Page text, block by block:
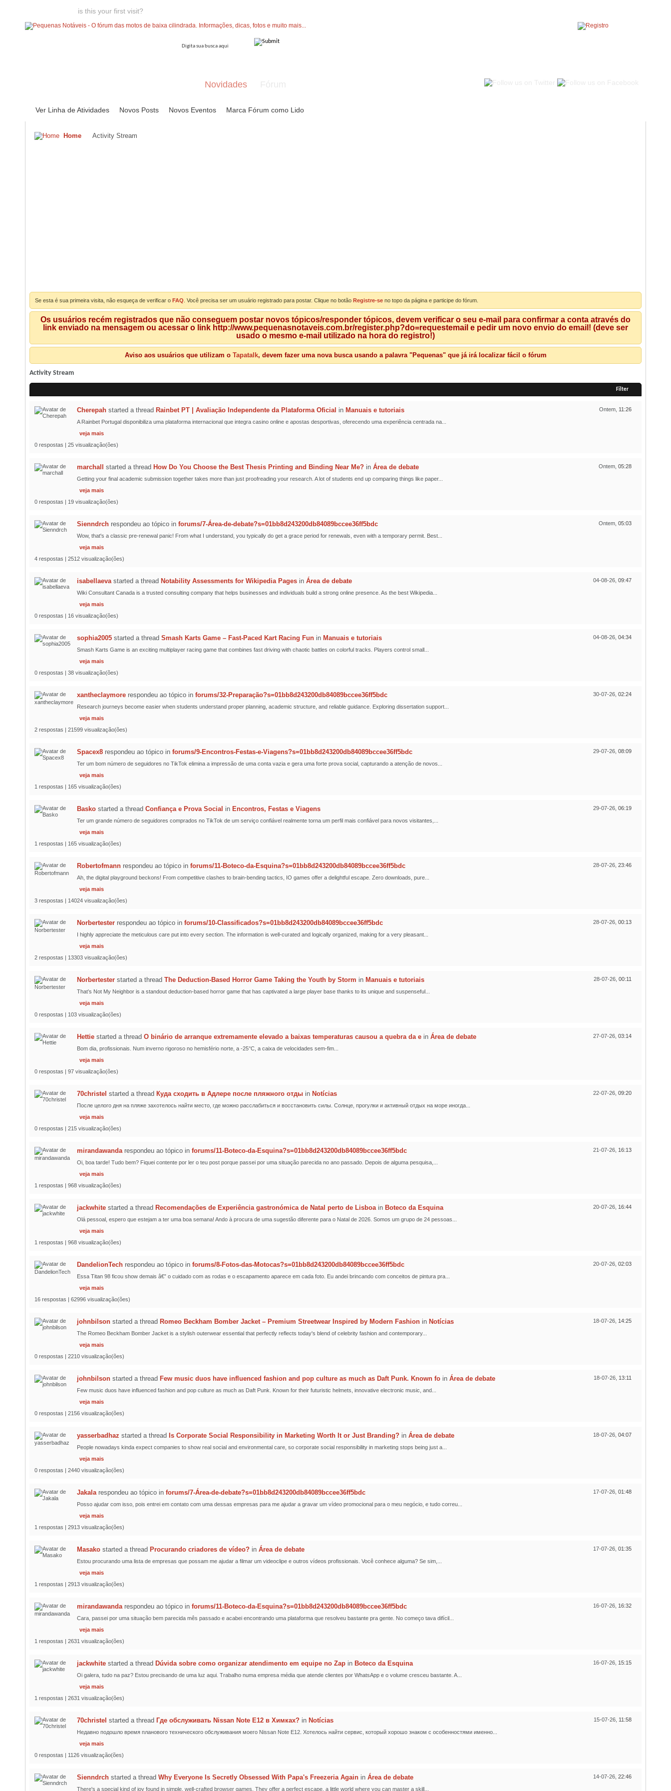
is this your first visit?
Novidades
Ver Linha de Atividades Novos Posts Novos Eventos Marca Fórum como Lido
Home Activity Stream
Se esta é sua primeira visita, não esqueça de verificar o FAQ . Você precisa ser um usuário registrado para postar. Clique no botão Registre-se no topo da página e participe do fórum.
Os usuários recém registrados que não conseguem postar novos tópicos/responder tópicos, devem verificar o seu e-mail para confirmar a conta através do
link enviado na mensagem ou acessar o link http://www.pequenasnotaveis.com.br/register.php?do=requestemail e pedir um novo envio do email! (deve ser
usado o mesmo e-mail utilizado na hora do registro!)
Aviso aos usuários que utilizam o Tapatalk, devem fazer uma nova busca usando a palavra "Pequenas" que já irá localizar fácil o fórum
Activity Stream
Filter
Ontem, 11:26
Cherepah started a thread Rainbet PT | Avaliação Independente da Plataforma Oficial in Manuais e tutoriais
A Rainbet Portugal disponibiliza uma plataforma internacional que integra casino online e apostas desportivas, oferecendo uma experiência centrada na...
veja mais
0 respostas | 25 visualização(ões)
Ontem, 05:28
marchall started a thread How Do You Choose the Best Thesis Printing and Binding Near Me? in Área de debate
Getting your final academic submission together takes more than just proofreading your research. A lot of students end up comparing things like paper...
veja mais
0 respostas | 19 visualização(ões)
Ontem, 05:03
Sienndrch respondeu ao tópico in forums/7-Área-de-debate?s=01bb8d243200db84089bccee36ff5bdc
Wow, that's a classic pre-renewal panic! From what I understand, you typically do get a grace period for renewals, even with a temporary permit. Best...
veja mais
4 respostas | 2512 visualização(ões)
04-08-26, 09:47
isabellaevastarted a thread Notability Assessments for Wikipedia Pages in Área de debate
Wiki Consultant Canada is a trusted consulting company that helps businesses and individuals build a strong online presence. As the best Wikipedia...
veja mais
0 respostas | 16 visualização(ões)
04-08-26, 04:34
sophia2005 started a thread Smash Karts Game – Fast-Paced Kart Racing Fun in Manuais e tutoriais
Smash Karts Game is an exciting multiplayer racing game that combines fast driving with chaotic battles on colorful tracks. Players control small...
veja mais
0 respostas | 38 visualização(ões)
30-07-26, 02:24
xantheclaymore respondeu ao tópico in forums/32-Preparação?s=01bb8d243200db84089bccee36ff5bdc
Research journeys become easier when students understand proper planning, academic structure, and reliable guidance. Exploring dissertation support...
veja mais
2 respostas | 21599 visualização(ões)
29-07-26, 08:09
Spacex8 respondeu ao tópico in forums/9-Encontros-Festas-e-Viagens?s=01bb8d243200db84089bccee36ff5bdc
Ter um bom número de seguidores no TikTok elimina a impressão de uma conta vazia e gera uma forte prova social, capturando a atenção de novos...
veja mais
1 respostas | 165 visualização(ões)
29-07-26, 06:19
Basko started a thread Confiança e Prova Social in Encontros, Festas e Viagens
Ter um grande número de seguidores comprados no TikTok de um serviço confiável realmente torna um perfil mais confiável para novos visitantes,...
veja mais
1 respostas | 165 visualização(ões)
28-07-26, 23:46
Robertofmann respondeu ao tópico in forums/11-Boteco-da-Esquina?s=01bb8d243200db84089bccee36ff5bdc
Ah, the digital playground beckons! From competitive clashes to brain-bending tactics, IO games offer a delightful escape. Zero downloads, pure...
veja mais
3 respostas | 14024 visualização(ões)
28-07-26, 00:13
Norbertester respondeu ao tópico in forums/10-Classificados?s=01bb8d243200db84089bccee36ff5bdc
I highly appreciate the meticulous care put into every section. The information is well-curated and logically organized, making for a very pleasant...
veja mais
2 respostas | 13303 visualização(ões)
28-07-26, 00:11
Norbertester started a thread The Deduction-Based Horror Game Taking the Youth by Storm in Manuais e tutoriais
That’s Not My Neighbor is a standout deduction-based horror game that has captivated a large player base thanks to its unique and suspenseful...
veja mais
0 respostas | 103 visualização(ões)
27-07-26, 03:14
Hettie started a thread O binário de arranque extremamente elevado a baixas temperaturas causou a quebra da e in Área de debate
Bom dia, profissionais. Num inverno rigoroso no hemisfério norte, a -25°C, a caixa de velocidades sem-fim...
veja mais
0 respostas | 97 visualização(ões)
22-07-26, 09:20
70christel started a thread Куда сходить в Адлере после пляжного отды in Notícias
После целого дня на пляже захотелось найти место, где можно расслабиться и восстановить силы. Солнце, прогулки и активный отдых на море иногда...
veja mais
0 respostas | 215 visualização(ões)
21-07-26, 16:13
mirandawandarespondeu ao tópico in forums/11-Boteco-da-Esquina?s=01bb8d243200db84089bccee36ff5bdc
Oi, boa tarde! Tudo bem? Fiquei contente por ler o teu post porque passei por uma situação parecida no ano passado. Depois de alguma pesquisa,...
veja mais
1 respostas | 968 visualização(ões)
20-07-26, 16:44
jackwhite started a thread Recomendações de Experiência gastronómica de Natal perto de Lisboain Boteco da Esquina
Olá pessoal, espero que estejam a ter uma boa semana! Ando à procura de uma sugestão diferente para o Natal de 2026. Somos um grupo de 24 pessoas...
veja mais
1 respostas | 968 visualização(ões)
20-07-26, 02:03
DandelionTech respondeu ao tópico in forums/8-Fotos-das-Motocas?s=01bb8d243200db84089bccee36ff5bdc
Essa Titan 98 ficou show demais â€” o cuidado com as rodas e o escapamento aparece em cada foto. Eu andei brincando com conceitos de pintura pra...
veja mais
16 respostas | 62996 visualização(ões)
18-07-26, 14:25
johnbilson started a thread Romeo Beckham Bomber Jacket – Premium Streetwear Inspired by Modern Fashion in Notícias
The Romeo Beckham Bomber Jacket is a stylish outerwear essential that perfectly reflects today's blend of celebrity fashion and contemporary...
veja mais
0 respostas | 2210 visualização(ões)
18-07-26, 13:11
johnbilson started a thread Few music duos have influenced fashion and pop culture as much as Daft Punk. Known fo in Área de debate
Few music duos have influenced fashion and pop culture as much as Daft Punk. Known for their futuristic helmets, innovative electronic music, and...
veja mais
0 respostas | 2156 visualização(ões)
18-07-26, 04:07
yasserbadhaz started a thread Is Corporate Social Responsibility in Marketing Worth It or Just Branding? in Área de debate
People nowadays kinda expect companies to show real social and environmental care, so corporate social responsibility in marketing stops being just a...
veja mais
0 respostas | 2440 visualização(ões)
17-07-26, 01:48
Jakalarespondeu ao tópico in forums/7-Área-de-debate?s=01bb8d243200db84089bccee36ff5bdc
Posso ajudar com isso, pois entrei em contato com uma dessas empresas para me ajudar a gravar um vídeo promocional para o meu negócio, e tudo correu...
veja mais
1 respostas | 2913 visualização(ões)
17-07-26, 01:35
Masako started a thread Procurando criadores de vídeo? in Área de debate
Estou procurando uma lista de empresas que possam me ajudar a filmar um videoclipe e outros vídeos profissionais. Você conhece alguma? Se sim,...
veja mais
1 respostas | 2913 visualização(ões)
16-07-26, 16:32
mirandawandarespondeu ao tópico in forums/11-Boteco-da-Esquina?s=01bb8d243200db84089bccee36ff5bdc
Cara, passei por uma situação bem parecida mês passado e acabei encontrando uma plataforma que resolveu bastante pra gente. No começo tava difícil...
veja mais
1 respostas | 2631 visualização(ões)
16-07-26, 15:15
jackwhite started a thread Dúvida sobre como organizar atendimento em equipe no Zap in Boteco da Esquina
Oi galera, tudo na paz? Estou precisando de uma luz aqui. Trabalho numa empresa média que atende clientes por WhatsApp e o volume cresceu bastante. A...
veja mais
1 respostas | 2631 visualização(ões)
15-07-26, 11:58
70christel started a thread Где обслуживать Nissan Note E12 в Химках? in Notícias
Недавно подошло время планового технического обслуживания моего Nissan Note E12. Хотелось найти сервис, который хорошо знаком с особенностями именно...
veja mais
0 respostas | 1126 visualização(ões)
14-07-26, 22:46
Sienndrch started a thread Why Everyone Is Secretly Obsessed With Papa's Freezeria Again in Área de debate
There's a special kind of joy found in simple, well-crafted browser games. They offer a perfect escape, a little world where you can master a skill...